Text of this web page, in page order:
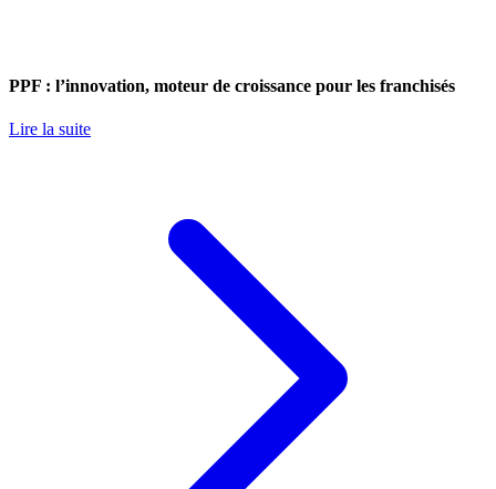
PPF : l’innovation, moteur de croissance pour les franchisés
Lire la suite